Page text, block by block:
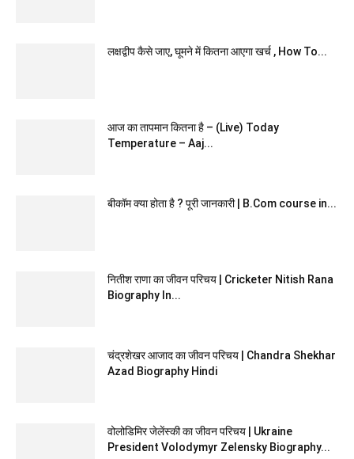
लक्षद्वीप कैसे जाए, घूमने में कितना आएगा खर्च , How To...
आज का तापमान कितना है – (Live) Today
Temperature – Aaj...
बीकॉम क्या होता है ? पूरी जानकारी | B.Com course in...
नितीश राणा का जीवन परिचय | Cricketer Nitish Rana
Biography In...
चंद्रशेखर आजाद का जीवन परिचय | Chandra Shekhar
Azad Biography Hindi
वोलोडिमिर जेलेंस्की का जीवन परिचय | Ukraine
President Volodymyr Zelensky Biography...